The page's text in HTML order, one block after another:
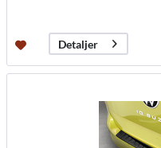
Detaljer